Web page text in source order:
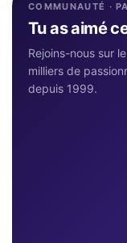
COMMUNAUTÉ ·
Tu as aimé
Rejoins-nous sur
milliers de
depuis 1999.